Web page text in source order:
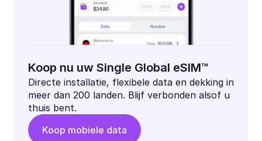
Koop nu uw Single Global eSIM™
Directe installatie, flexibele data en dekking in
meer dan 200 landen. Blijf verbonden alsof u
thuis bent.
Koop mobiele data